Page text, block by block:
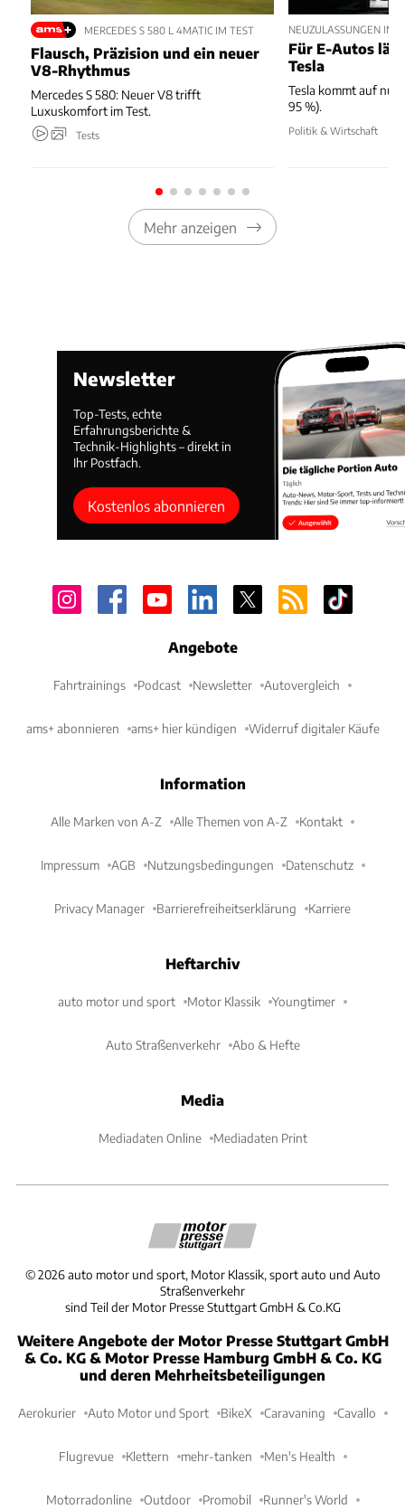
MERCEDES S 580 L 4MATIC IM TEST
Flausch, Präzision und ein neuer
V8-Rhythmus
Mercedes S 580: Neuer V8 trifft
Luxuskomfort im Test.
Tests
NEUZULASSUNGEN IM
Für E-Autos
Tesla
Tesla kommt auf nur
95 %).
Politik & Wirtschaft
Mehr anzeigen
Newsletter
Top-Tests, echte
Erfahrungsberichte &
Technik-Highlights – direkt in
Ihr Postfach.
Kostenlos abonnieren
Angebote
Fahrtrainings Podcast Newsletter Autovergleich
ams+ abonnieren ams+ hier kündigen Widerruf digitaler Käufe
Information
Alle Marken von A-Z Alle Themen von A-Z Kontakt
Impressum AGB Nutzungsbedingungen Datenschutz
Privacy Manager Barrierefreiheitserklärung Karriere
Heftarchiv
auto motor und sport Motor Klassik Youngtimer
Auto Straßenverkehr Abo & Hefte
Media
Mediadaten Online Mediadaten Print
©2026 auto motor und sport, Motor Klassik, sport auto und Auto
Straßenverkehr
sind Teil der Motor Presse Stuttgart GmbH & Co.KG
Weitere Angebote der Motor Presse Stuttgart GmbH
& Co. KG & Motor Presse Hamburg GmbH & Co. KG
und deren Mehrheitsbeteiligungen
Aerokurier Auto Motor und Sport BikeX Caravaning Cavallo
Flugrevue Klettern mehr-tanken Men's Health
Motorradonline Outdoor Promobil Runner's World